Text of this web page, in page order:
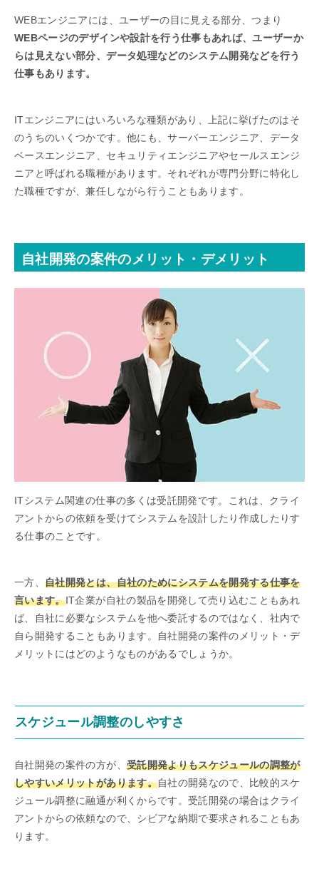
WEBエンジニアには、ユーザーの目に見える部分、つまり
WEBページのデザインや設計を行う仕事もあれば、ユーザーか
らは見えない部分、データ処理などのシステム開発などを行う
仕事もあります。
ITエンジニアにはいろいろな種類があり、上記に挙げたのはそ
のうちのいくつかです。他にも、サーバーエンジニア、データ
ベースエンジニア、セキュリティエンジニアやセールスエンジ
ニアと呼ばれる職種があります。それぞれが専門分野に特化し
た職種ですが、兼任しながら行うこともあります。
自社開発の案件のメリット・デメリット
ITシステム関連の仕事の多くは受託開発です。これは、クライ
アントからの依頼を受けてシステムを設計したり作成したりす
る仕事のことです。
一方、自社開発とは、自社のためにシステムを開発する仕事を
言います。IT企業が自社の製品を開発して売り込むこともあれ
ば、自社に必要なシステムを他へ委託するのではなく、社内で
自ら開発することもあります。自社開発の案件のメリット・デ
メリットにはどのようなものがあるでしょうか。
スケジュール調整のしやすさ
自社開発の案件の方が、 受託開発よりもスケジュールの調整が
しやすいメリットがあります。自社の開発なので、比較的スケ
ジュール調整に融通が利くからです。受託開発の場合はクライ
アントからの依頼なので、シビアな納期で要求されることもあ
ります。